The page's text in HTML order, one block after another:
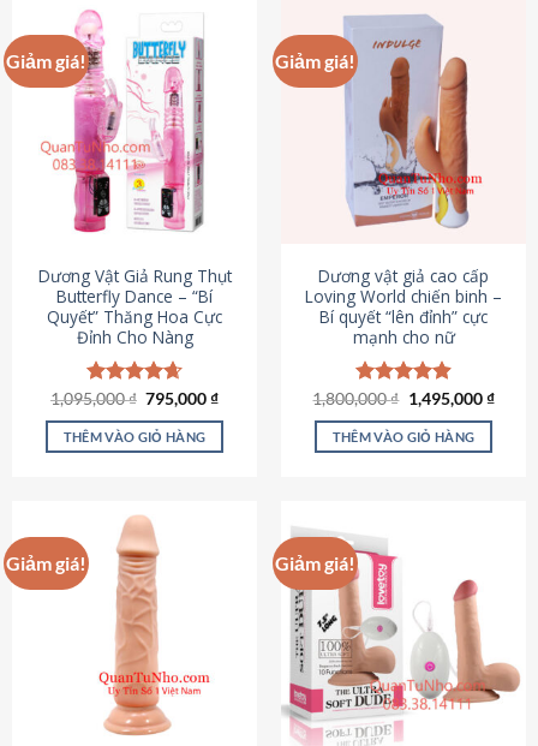
Giảm giá!
Dương Vật Giả Rung Thụt
Butterfly Dance – “Bí
Quyết” Thăng Hoa Cực
Đỉnh Cho Nàng
Được xếp
hạng4.65
5 sao
1,095,000₫ Giá
là:
1,095,000 ₫.
795,000₫Giá
tại
THÊM VÀO GIỎ HÀNG
Giảm giá!
Dương vật giả cao cấp
Loving World chiến binh –
Bí quyết “lên đỉnh” cực
mạnh cho nữ
Được xếp
hạng4.89
5 sao
1,800,000₫ Giá
gốc
là:
1,800,000 ₫.
1,495,000₫Giá
THÊM VÀO GIỎ HÀNG
Giảm giá! Giảm giá!